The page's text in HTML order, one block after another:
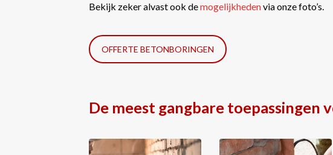
Bekijk zeker alvast ook demogelijkhedenvia onze foto’s.
OFFERTE BETONBORINGEN
De meest gangbare toepassingen